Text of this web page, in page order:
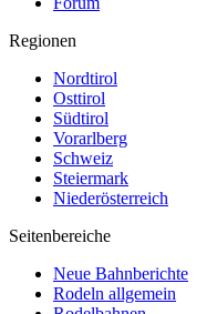
Regionen
Nordtirol
Osttirol
Südtirol
Vorarlberg
Schweiz
Steiermark
Niederösterreich
Seitenbereiche
Neue Bahnberichte
Rodeln allgemein